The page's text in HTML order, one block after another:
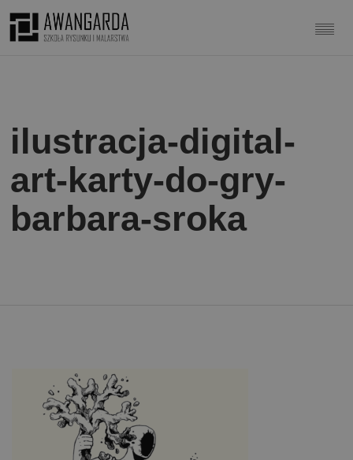
ilustracja-digital-
art-karty-do-gry-
barbara-sroka